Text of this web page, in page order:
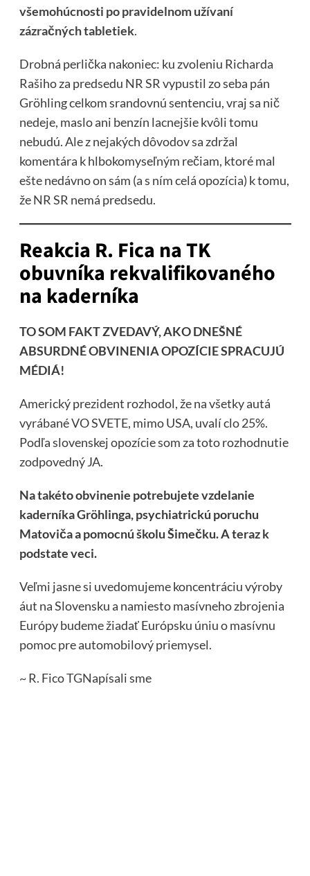
všemohúcnosti po pravidelnom užívaní
zázračných tabletiek.
Drobná perlička nakoniec: ku zvoleniu Richarda
Rašiho za predsedu NR SR vypustil zo seba pán
Gröhling celkom srandovnú sentenciu, vraj sa nič
nedeje, maslo ani benzín lacnejšie kvôli tomu
nebudú. Ale z nejakých dôvodov sa zdržal
komentára k hlbokomyseľným rečiam, ktoré mal
ešte nedávno on sám (a s ním celá opozícia) k tomu,
že NR SR nemá predsedu.
Reakcia R. Fica na TK
obuvníka rekvalifikovaného
na kaderníka
TO SOM FAKT ZVEDAVÝ, AKO DNEŠNÉ
ABSURDNÉ OBVINENIA OPOZÍCIE SPRACUJÚ
MÉDIÁ!
Americký prezident rozhodol, že na všetky autá
vyrábané VO SVETE, mimo USA, uvalí clo 25%.
Podľa slovenskej opozície som za toto rozhodnutie
zodpovedný JA.
Na takéto obvinenie potrebujete vzdelanie
kaderníka Gröhlinga, psychiatrickú poruchu
Matoviča a pomocnú školu Šimečku. A teraz k
podstate veci.
Veľmi jasne si uvedomujeme koncentráciu výroby
áut na Slovensku a namiesto masívneho zbrojenia
Európy budeme žiadať Európsku úniu o masívnu
pomoc pre automobilový priemysel.
~ R. FicoTGNapísali sme